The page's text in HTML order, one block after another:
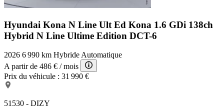
Hyundai Kona N Line Ult Ed Kona 1.6 GDi 138ch
Hybrid N Line Ultime Edition DCT-6
2026 6 990 km Hybride Automatique
A partir de 486 € / mois
Prix du véhicule : 31 990 €
51530 - DIZY